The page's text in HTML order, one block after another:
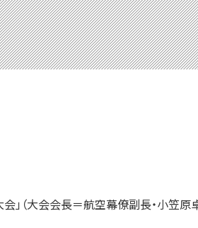
」（大会会長＝航空幕僚副長・小笠